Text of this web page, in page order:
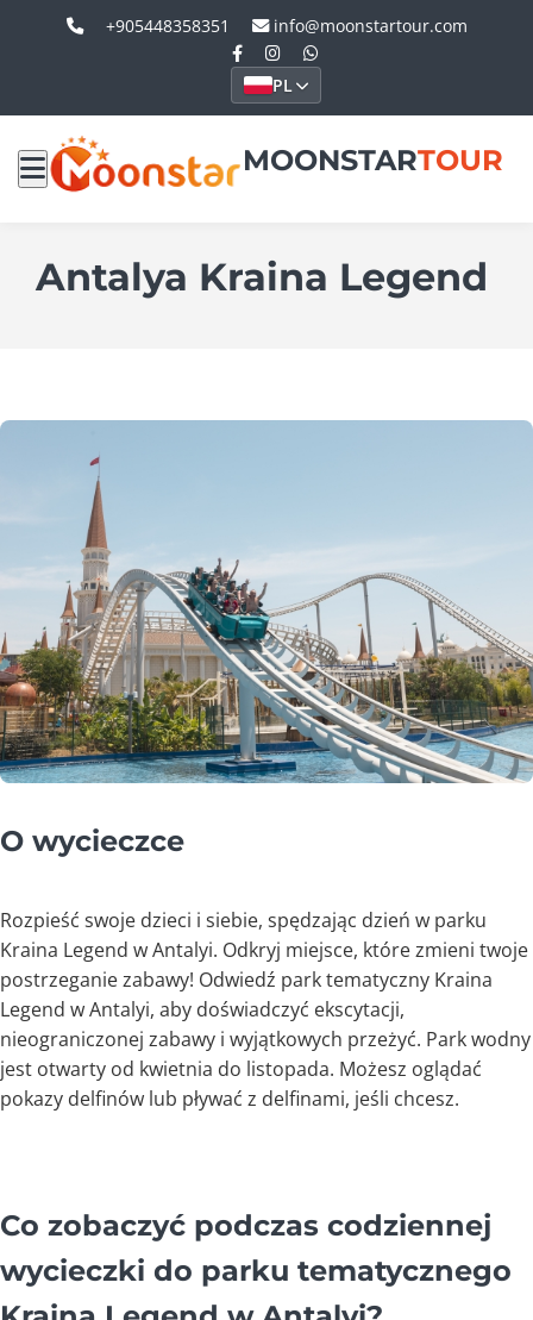
+905448358351 info@moonstartour.com
PL
MOONSTARTOUR
Antalya Kraina Legend
O wycieczce
Rozpieść swoje dzieci i siebie, spędzając dzień w parku
Kraina Legend w Antalyi. Odkryj miejsce, które zmieni twoje
postrzeganie zabawy! Odwiedź park tematyczny Kraina
Legend w Antalyi, aby doświadczyć ekscytacji,
nieograniczonej zabawy i wyjątkowych przeżyć. Park wodny
jest otwarty od kwietnia do listopada. Możesz oglądać
pokazy delfinów lub pływać z delfinami, jeśli chcesz.
Co zobaczyć podczas codziennej
wycieczki do parku tematycznego